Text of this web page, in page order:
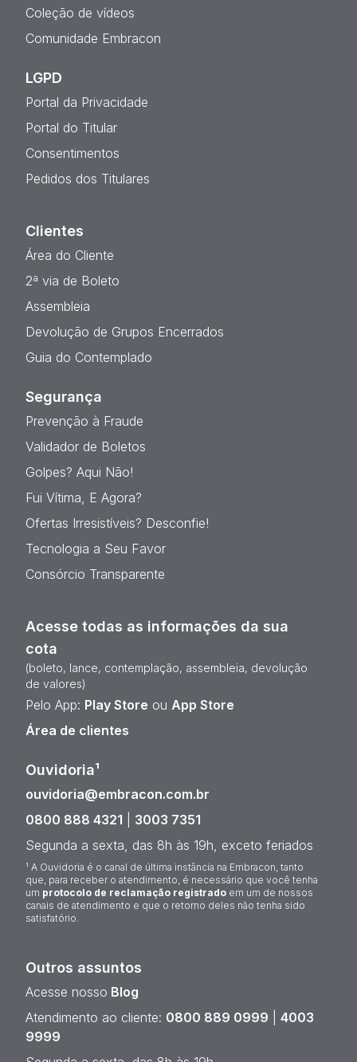
Coleção de vídeos
Comunidade Embracon
LGPD
Portal da Privacidade
Portal do Titular
Consentimentos
Pedidos dos Titulares
Clientes
Área do Cliente
2ª via de Boleto
Assembleia
Devolução de Grupos Encerrados
Guia do Contemplado
Segurança
Prevenção à Fraude
Validador de Boletos
Golpes? Aqui Não!
Fui Vítima, E Agora?
Ofertas Irresistíveis? Desconfie!
Tecnologia a Seu Favor
Consórcio Transparente
Acesse todas as informações da sua
cota
(boleto, lance, contemplação, assembleia, devolução
de valores)
Pelo App: Play Store ou App Store
Área de clientes
Ouvidoria¹
ouvidoria@embracon.com.br
0800 888 4321
3003 7351
Segunda a sexta, das 8h às 19h, exceto feriados
¹ A Ouvidoria é o canal de última instância na Embracon, tanto
que, para receber o atendimento, é necessário que você tenha
um protocolo de reclamação registrado em um de nossos
canais de atendimento e que o retorno deles não tenha sido
satisfatório.
Outros assuntos
Acesse nosso Blog
Atendimento ao cliente: 0800 889 0999
4003
9999